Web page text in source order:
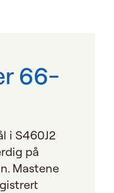
66-
i S460J2
på
Mastene